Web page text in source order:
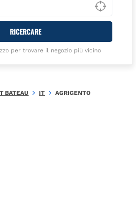
RICERCARE
per trovare il negozio più vicino
BATEAU IT AGRIGENTO